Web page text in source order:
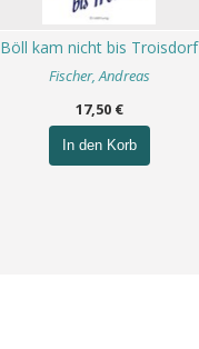
Böll kam nicht bis Troisdorf
Fischer, Andreas
17,50 €
In den Korb